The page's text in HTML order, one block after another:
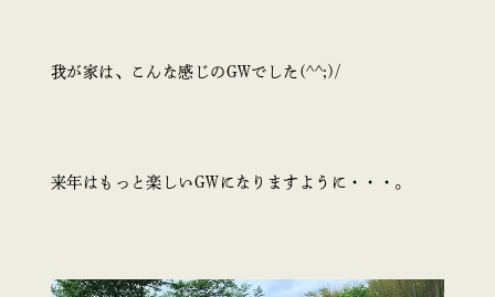
我が家は、こんな感じのGWでした(^^;)/
来年はもっと楽しいGWになりますように・・・。